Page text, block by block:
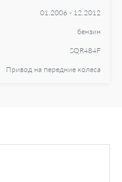
01.2006 - 12.2012
бензин
SQR484F
Привод на передние колеса